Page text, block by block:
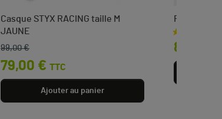
Casque STYX RACING taille M
JAUNE
Prix de base
99,00 €
Prix
79,00 € TTC
Ajouter au panier
Prix
8,90 €